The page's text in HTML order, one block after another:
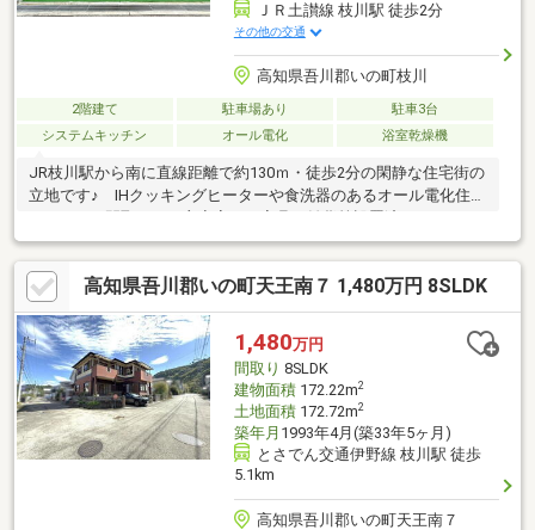
ＪＲ土讃線 枝川駅 徒歩2分
その他の交通
高知県吾川郡いの町枝川
2階建て 駐車場あり
駐車3台
システムキッチン
オール電化 浴室乾燥機
JR枝川駅から南に直線距離で約130ｍ・徒歩2分の閑静な住宅街の
立地です♪ IHクッキングヒーターや食洗器のあるオール電化住宅
すぐにお住まいいただけます♪ 主寝室には3帖のウォークインク
ローゼット（WIC）があり、全居室収納となっています♪ 並列で
3台駐車可能ですので、急な来客への対応もできます♪
高知県吾川郡いの町天王南７ 1,480万円 8SLDK
1,480万円
間取り 8SLDK
建物面積172.22m2
土地面積172.72m2
築年月 1993年4月(築33年5ヶ月)
とさでん交通伊野線 枝川駅 徒歩
5.1km
高知県吾川郡いの町天王南７